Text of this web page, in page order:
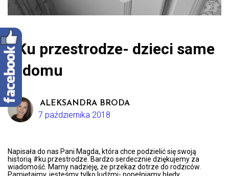
#Ku przestrodze- dzieci same
w domu
ALEKSANDRA BRODA
7 października 2018
Napisała do nas Pani Magda, która chce podzielić się swoją
historią #ku przestrodze. Bardzo serdecznie dziękujemy za
wiadomość. Mamy nadzieję, że przekaz dotrze do rodziców.